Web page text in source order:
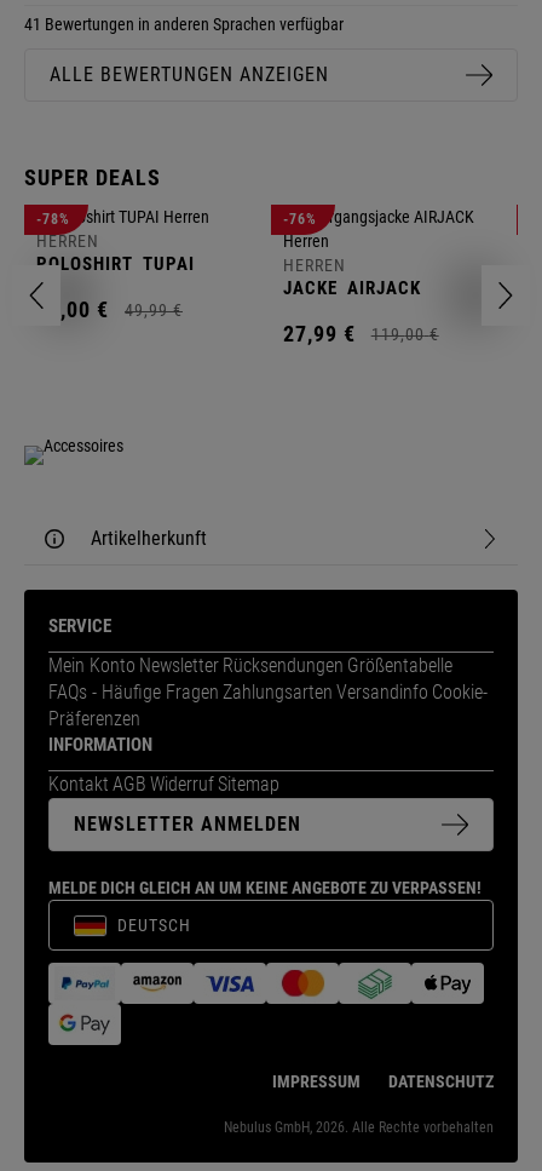
41 Bewertungen in anderen Sprachen verfügbar
ALLE BEWERTUNGEN ANZEIGEN
SUPER DEALS
-78%
HERREN
POLOSHIRT TUPAI
11,00 € 49,99 €
-76%
HERREN
JACKE AIRJACK
27,99 € 119,00 €
Artikelherkunft
SERVICE
Mein Konto Newsletter Rücksendungen Größentabelle
FAQs - Häufige Fragen Zahlungsarten Versandinfo Cookie-
Präferenzen
INFORMATION
Kontakt AGB Widerruf Sitemap
NEWSLETTER ANMELDEN
MELDE DICH GLEICH AN UM KEINE ANGEBOTE ZU VERPASSEN!
DEUTSCH
IMPRESSUM DATENSCHUTZ
Nebulus GmbH, 2026. Alle Rechte vorbehalten